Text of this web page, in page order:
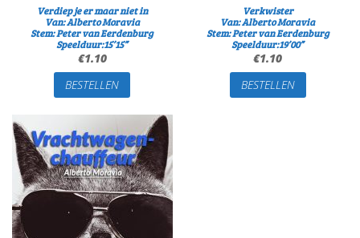
Verdiep je er maar niet in
Van: Alberto Moravia
Stem: Peter van Eerdenburg
Speelduur:15’15”
€1.10
BESTELLEN
Verkwister
Van: Alberto Moravia
Stem: Peter van Eerdenburg
Speelduur:19’00”
€1.10
BESTELLEN